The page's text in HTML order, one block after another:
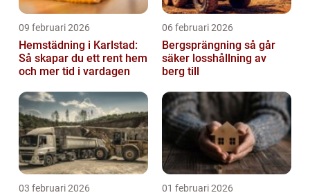
09 februari 2026
Hemstädning i Karlstad:
Så skapar du ett rent hem
och mer tid i vardagen
06 februari 2026
Bergsprängning så går
säker losshållning av
berg till
03 februari 2026 01 februari 2026